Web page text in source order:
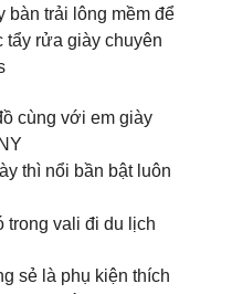
bàn trải lông mềm để
rửa giày chuyên
cùng với em giày
thì nổi bần bật luôn
trong vali đi du lịch
sẻ là phụ kiện thích